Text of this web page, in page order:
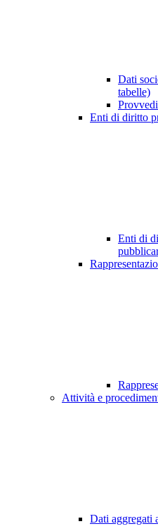
Dati
tabelle)
Enti di diritto
Enti di
Attività e
Dati aggregati